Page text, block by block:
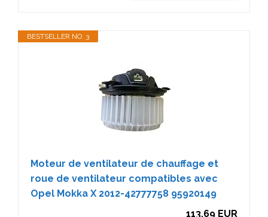
BESTSELLER NO. 3
Moteur de ventilateur de chauffage et
roue de ventilateur compatibles avec
Opel Mokka X 2012-42777758 95920149
113,69 EUR